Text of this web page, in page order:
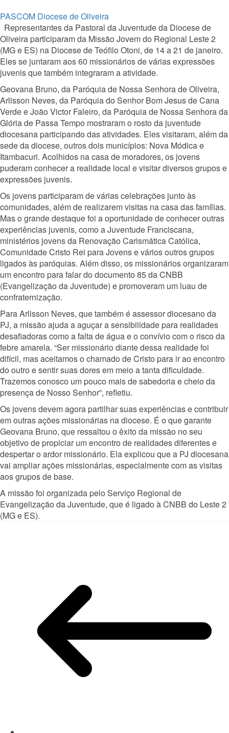
PASCOM Diocese de Oliveira
Representantes da Pastoral da Juventude da Diocese de
Oliveira participaram da Missão Jovem do Regional Leste 2
(MG e ES) na Diocese de Teófilo Otoni, de 14 a 21 de janeiro.
Eles se juntaram aos 60 missionários de várias expressões
juvenis que também integraram a atividade.
Geovana Bruno, da Paróquia de Nossa Senhora de Oliveira,
Arlisson Neves, da Paróquia do Senhor Bom Jesus de Cana
Verde e João Victor Faleiro, da Paróquia de Nossa Senhora da
Glória de Passa Tempo mostraram o rosto da juventude
diocesana participando das atividades. Eles visitaram, além da
sede da diocese, outros dois municípios: Nova Módica e
Itambacuri. Acolhidos na casa de moradores, os jovens
puderam conhecer a realidade local e visitar diversos grupos e
expressões juvenis.
Os jovens participaram de várias celebrações junto às
comunidades, além de realizarem visitas na casa das famílias.
Mas o grande destaque foi a oportunidade de conhecer outras
experiências juvenis, como a Juventude Franciscana,
ministérios jovens da Renovação Carismática Católica,
Comunidade Cristo Rei para Jovens e vários outros grupos
ligados às paróquias. Além disso, os missionários organizaram
um encontro para falar do documento 85 da CNBB
(Evangelização da Juventude) e promoveram um luau de
confraternização.
Para Arlisson Neves, que também é assessor diocesano da
PJ, a missão ajuda a aguçar a sensibilidade para realidades
desafiadoras como a falta de água e o convívio com o risco da
febre amarela. “Ser missionário diante dessa realidade foi
difícil, mas aceitamos o chamado de Cristo para ir ao encontro
do outro e sentir suas dores em meio a tanta dificuldade.
Trazemos conosco um pouco mais de sabedoria e cheio da
presença de Nosso Senhor”, refletiu.
Os jovens devem agora partilhar suas experiências e contribuir
em outras ações missionárias na diocese. É o que garante
Geovana Bruno, que ressaltou o êxito da missão no seu
objetivo de propiciar um encontro de realidades diferentes e
despertar o ardor missionário. Ela explicou que a PJ diocesana
vai ampliar ações missionárias, especialmente com as visitas
aos grupos de base.
A missão foi organizada pelo Serviço Regional de
Evangelização da Juventude, que é ligado à CNBB do Leste 2
(MG e ES).